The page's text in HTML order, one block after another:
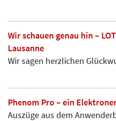
Wir schauen genau hin –
Lausanne
Wir sagen herzlichen
Phenom Pro – ein
Auszüge aus dem